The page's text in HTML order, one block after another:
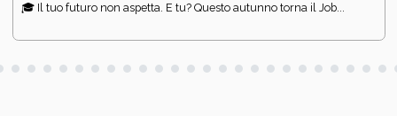
🎓 Il tuo futuro non aspetta. E tu? Questo autunno torna il Job...